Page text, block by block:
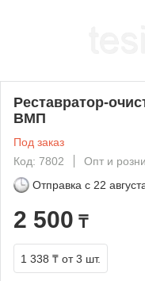
Реставратор-
ВМП
Под заказ
Код: 7802
Опт и
Отправка с 22
2 500 ₸
1 338 ₸ от 3 шт.